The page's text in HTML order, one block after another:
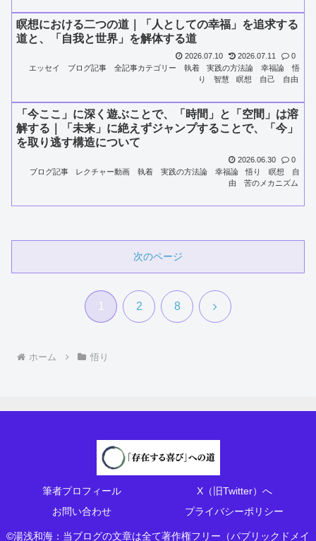
瞑想における二つの道｜「人としての幸福」を追求する
道と、「自我と世界」を解体する道
2026.07.10 2026.07.11
0
エッセイ
ブログ記事 全記事カテゴリー 執着 実践の方法論 幸福論
悟
り
智慧 瞑想 自己 自由
「今ここ」に深く遊ぶことで、「時間」と「空間」は溶
解する｜「未来」に絶えずジャンプすることで、「今」
を取り逃す構造について
2026.06.30
0
ブログ記事
レクチャー動画 執着 実践の方法論 幸福論 悟り 瞑想
自
由
苦のメカニズム
次のページ
1 2 8 次
ホーム 悟り
筆者プロフィール
X（旧Twitter）へ
お問い合わせ
プライバシーポリシー
©湯浅和海：当ブログの文章は全て著作権フリー（パブリックドメイ